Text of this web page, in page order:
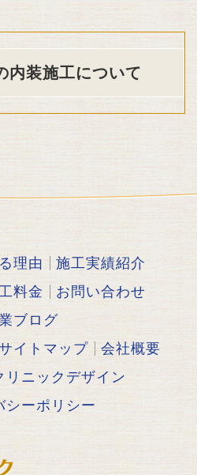
内装施工について
理由
施工実績紹介
料金
お問い合わせ
ブログ
イトマップ
会社概要
リニックデザイン
シーポリシー